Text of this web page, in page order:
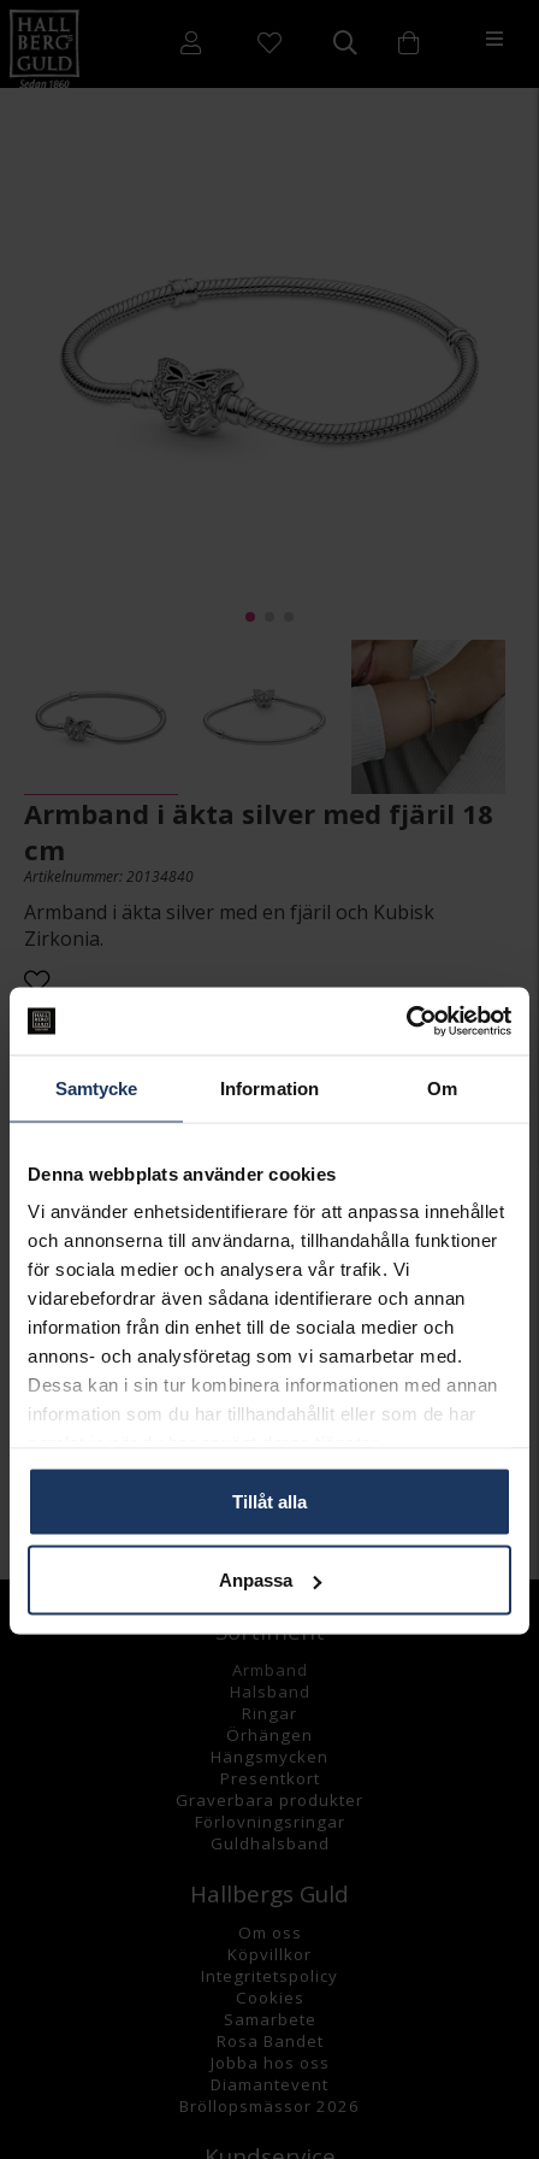
Samtycke Information Om
Denna webbplats använder cookies
Vi använder enhetsidentifierare för att anpassa innehållet
och annonserna till användarna, tillhandahålla funktioner
för sociala medier och analysera vår trafik. Vi
vidarebefordrar även sådana identifierare och annan
information från din enhet till de sociala medier och
annons- och analysföretag som vi samarbetar med.
Dessa kan i sin tur kombinera informationen med annan
information som du har tillhandahållit eller som de har
Tillåt alla
Anpassa
Armband i äkta silver med fjäril 18
cm
Artikelnummer: 20134840
Armband i äkta silver med en fjäril och Kubisk
Zirkonia.
999:-
LÄGG I VARUKORGEN
Lagervara.
Leveranstid 2-5 arbetsdagar.
Öppet köp i 30 dagar vid onlineköp.
INFO
LÄNGD CA (CM)
18
VARUMÄRKE
Pandora
MATERIAL
Silver
Andra köpte även
Sortiment
Armband
Halsband
Ringar
Örhängen
Hängsmycken
Presentkort
Graverbara produkter
Förlovningsringar
Guldhalsband
Hallbergs Guld
Om oss
Köpvillkor
Integritetspolicy
Cookies
Samarbete
Rosa Bandet
Jobba hos oss
Diamantevent
Bröllopsmässor 2026